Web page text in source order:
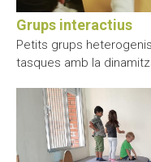
Grups interactius
Petits grups
tasques amb la